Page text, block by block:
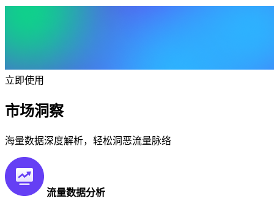
立即使用
市场洞察
海量数据深度解析，轻松洞恶流量脉络
流量数据分析